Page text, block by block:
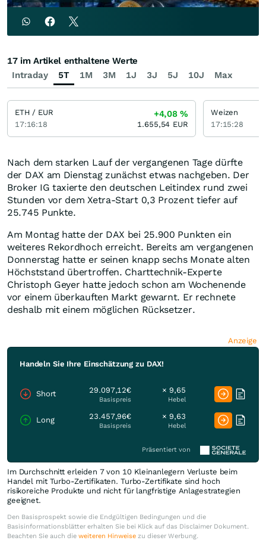
Nach dem starken Lauf der vergangenen Tage dürfte
der DAX am Dienstag zunächst etwas nachgeben. Der
Broker IG taxierte den deutschen Leitindex rund zwei
Stunden vor dem Xetra-Start 0,3 Prozent tiefer auf
25.745 Punkte.
Am Montag hatte der DAX bei 25.900 Punkten ein
weiteres Rekordhoch erreicht. Bereits am vergangenen
Donnerstag hatte er seinen knapp sechs Monate alten
Höchststand übertroffen. Charttechnik-Experte
Christoph Geyer hatte jedoch schon am Wochenende
vor einem überkauften Markt gewarnt. Er rechnete
deshalb mit einem möglichen Rücksetzer.
Anzeige
Handeln Sie Ihre Einschätzung zu DAX!
Short 29.097,12€
Basispreis
× 9,65
Hebel
Long 23.457,96€
Basispreis
× 9,63
Hebel
Präsentiert von
Im Durchschnitt erleiden 7 von 10 Kleinanlegern Verluste beim
Handel mit Turbo-Zertifikaten. Turbo-Zertifikate sind hoch
risikoreiche Produkte und nicht für langfristige Anlagestrategien
geeignet.
Den Basisprospekt sowie die Endgültigen Bedingungen und die
Basisinformationsblätter erhalten Sie bei Klick auf das Disclaimer Dokument.
Beachten Sie auch die weiteren Hinweise zu dieser Werbung.
Intraday 5T 1M 3M 1J 3J 5J 10J Max
17 im Artikel enthaltene Werte
ETH / EUR
17:16:18
+4,08%
1.655,54 EUR
Weizen
17:15:28